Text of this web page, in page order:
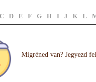
C D E F G H I J K L
Migréned van? Jegyezd